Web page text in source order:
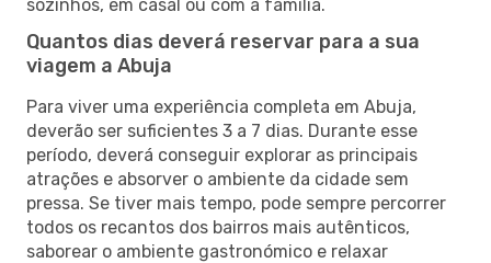
sozinhos, em casal ou com a família.
Quantos dias deverá reservar para a sua
viagem a Abuja
Para viver uma experiência completa em Abuja,
deverão ser suficientes 3 a 7 dias. Durante esse
período, deverá conseguir explorar as principais
atrações e absorver o ambiente da cidade sem
pressa. Se tiver mais tempo, pode sempre percorrer
todos os recantos dos bairros mais autênticos,
saborear o ambiente gastronómico e relaxar